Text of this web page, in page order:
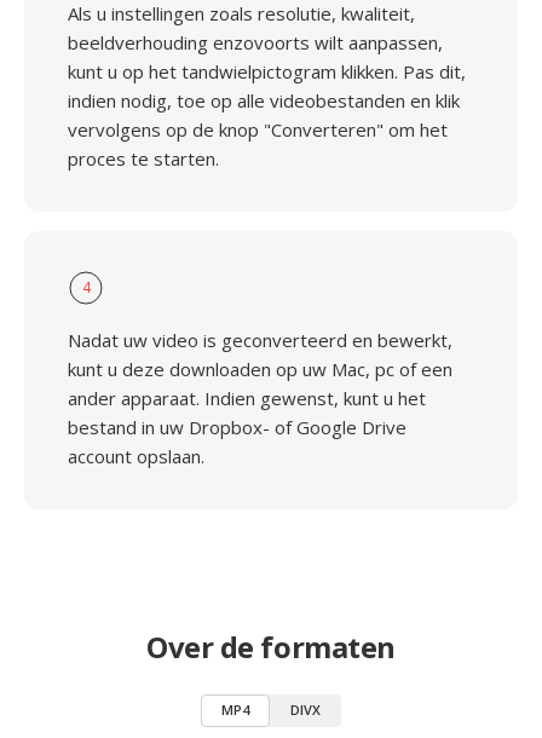
Als u instellingen zoals resolutie, kwaliteit,
beeldverhouding enzovoorts wilt aanpassen,
kunt u op het tandwielpictogram klikken. Pas dit,
indien nodig, toe op alle videobestanden en klik
vervolgens op de knop "Converteren" om het
proces te starten.
4
Nadat uw video is geconverteerd en bewerkt,
kunt u deze downloaden op uw Mac, pc of een
ander apparaat. Indien gewenst, kunt u het
bestand in uw Dropbox- of Google Drive
account opslaan.
Over de formaten
MP4 DIVX